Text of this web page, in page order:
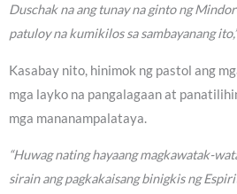
Duschak na ang tunay na ginto ng
patuloy na kumikilos sa sambayanang ito,”
Kasabay nito, hinimok ng pastol ang
mga layko na pangalagaan at
mga mananampalataya.
“Huwag nating hayaang magkawatak-
sirain ang pagkakaisang binigkis ng